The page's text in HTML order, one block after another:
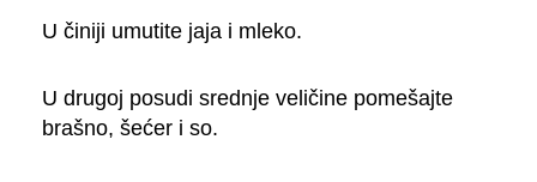
U činiji umutite jaja i mleko.
U drugoj posudi srednje veličine pomešajte
brašno, šećer i so.